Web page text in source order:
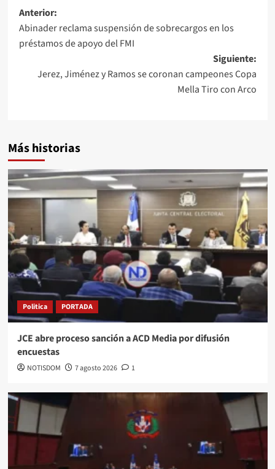
Anterior:
Abinader reclama suspensión de sobrecargos en los
préstamos de apoyo del FMI
Siguiente:
Jerez, Jiménez y Ramos se coronan campeones Copa
Mella Tiro con Arco
Más historias
Politica PORTADA
JCE abre proceso sanción a ACD Media por difusión
encuestas
NOTISDOM 7 agosto 2026 1